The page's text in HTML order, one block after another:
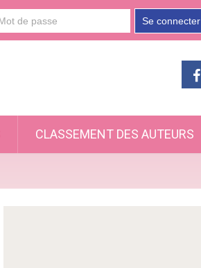
Se connecter
CLASSEMENT DES AUTEURS